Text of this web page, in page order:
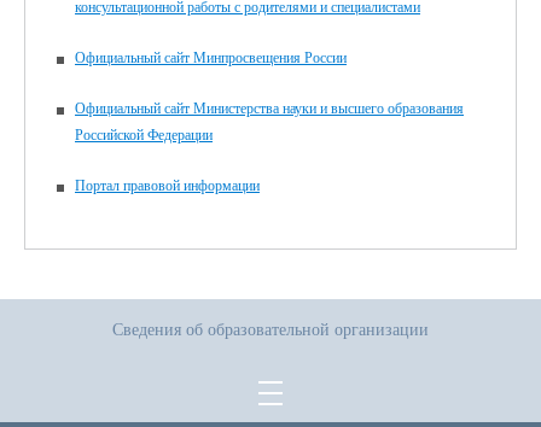
консультационной работы с родителями и специалистами
Официальный сайт Минпросвещения России
Официальный сайт Министерства науки и высшего образования
Российской Федерации
Портал правовой информации
Сведения об образовательной организации